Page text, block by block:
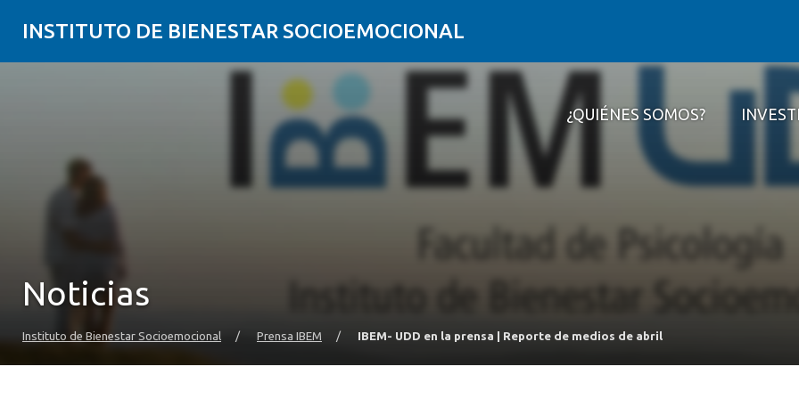
INSTITUTO DE BIENESTAR SOCIOEMOCIONAL
¿QUIÉNES SOMOS?
¿Quiénes somos?
Noticias
Instituto de Bienestar Socioemocional / Prensa IBEM / IBEM- UDD en la prensa | Reporte de medios de abril